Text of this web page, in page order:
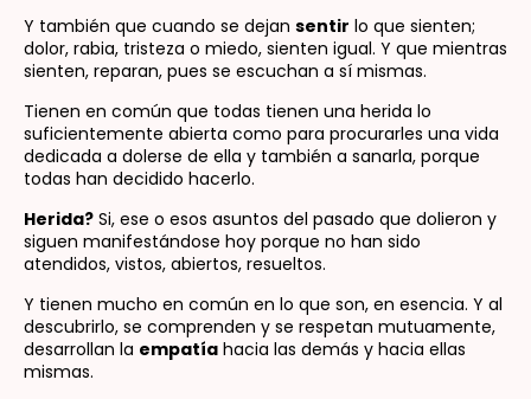
Y también que cuando se dejan sentir lo que sienten;
dolor, rabia, tristeza o miedo, sienten igual. Y que mientras
sienten, reparan, pues se escuchan a sí mismas.
Tienen en común que todas tienen una herida lo
suficientemente abierta como para procurarles una vida
dedicada a dolerse de ella y también a sanarla, porque
todas han decidido hacerlo.
Herida? Si, ese o esos asuntos del pasado que dolieron y
siguen manifestándose hoy porque no han sido
atendidos, vistos, abiertos, resueltos.
Y tienen mucho en común en lo que son, en esencia. Y al
descubrirlo, se comprenden y se respetan mutuamente,
desarrollan la empatía hacia las demás y hacia ellas
mismas.